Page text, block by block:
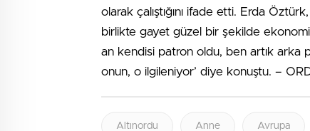
olarak çalıştığını ifade etti. Erda
birlikte gayet güzel bir şekilde
an kendisi patron oldu, ben artık arka
onun, o ilgileniyor’ diye konuştu. –
Altınordu Anne Avrupa